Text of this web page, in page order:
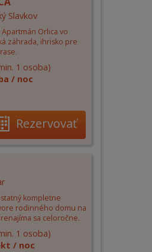
Slavkov
Orlica vo
záhrada, ihrisko pre
1 osoba)
/ noc
Rezervovať
kompletne
rodinného domu na
sa celoročne.
1 osoba)
/ noc